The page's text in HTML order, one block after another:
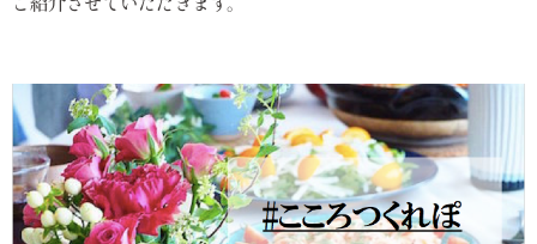
ご紹介させていただきます。